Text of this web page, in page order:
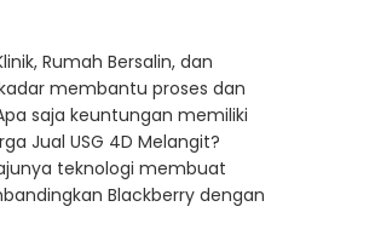
Rumah Bersalin, dan
membantu proses dan
saja keuntungan memiliki
Jual USG 4D Melangit?
teknologi membuat
Blackberry dengan